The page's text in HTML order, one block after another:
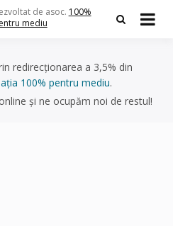
de asoc. 100%
mediu
redirecționarea a 3,5% din
100% pentru mediu.
online și ne ocupăm noi de restul!